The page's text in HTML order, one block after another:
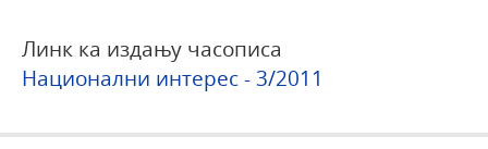
Линк ка издању часописа
Национални интерес - 3/2011